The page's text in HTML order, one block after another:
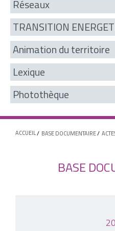
Réseaux
TRANSITION
Animation du territoire
Lexique
Photothèque
ACCUEIL BASE DOCUMENTAIRE
BASE